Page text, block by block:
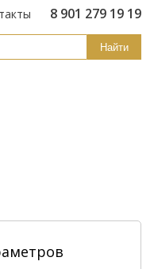
8 901 279 19 19
Найти